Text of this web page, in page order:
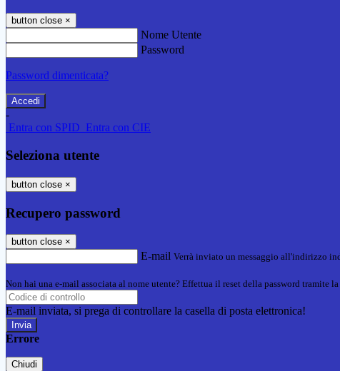
button close ×
Nome Utente
Password
Password dimenticata?
-
Entra con SPID Entra con CIE
Seleziona utente
button close ×
Recupero password
button close ×
E-mail Verrà inviato un messaggio all'indirizzo
Non hai una e-mail associata al nome utente? Effettua il reset della password tramite la
E-mail inviata, si prega di controllare la casella di posta elettronica!
Errore
Chiudi